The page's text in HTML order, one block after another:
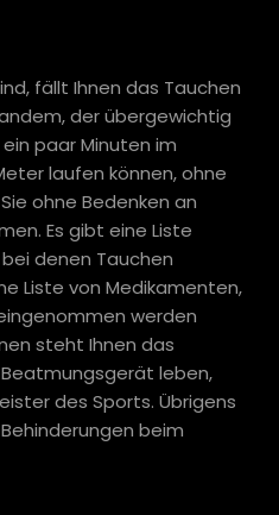
fällt Ihnen das Tauchen
der übergewichtig
paar Minuten im
laufen können, ohne
ohne Bedenken an
Es gibt eine Liste
denen Tauchen
Liste von Medikamenten,
werden
steht Ihnen das
leben,
des Sports. Übrigens
beim